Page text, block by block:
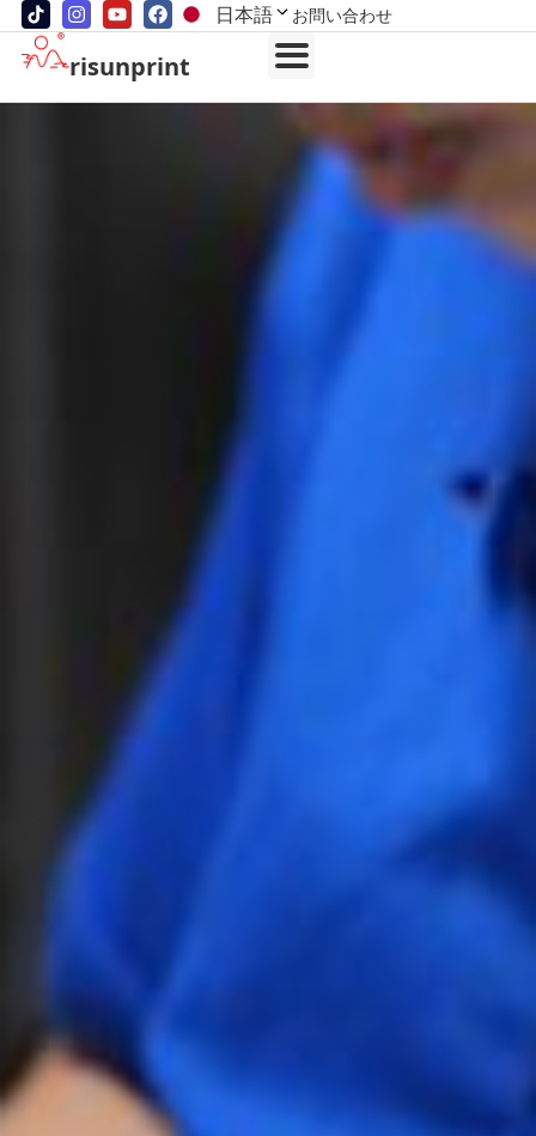
日本語 お問い合わせ
risunprint